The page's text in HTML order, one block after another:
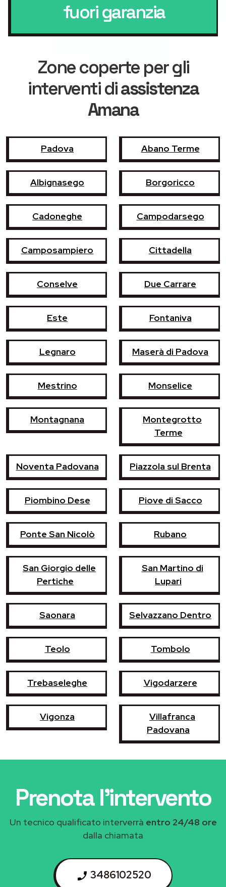
fuori garanzia
Zone coperte per gli
interventi diassistenza
Amana
Padova Abano Terme
Albignasego Borgoricco
Cadoneghe Campodarsego
Camposampiero Cittadella
Conselve Due Carrare
Este Fontaniva
Legnaro Maserà di Padova
Mestrino Monselice
Montagnana
Montegrotto
Terme
Noventa Padovana Piazzola sul Brenta
Piombino Dese Piove di Sacco
Ponte San Nicolò Rubano
San Giorgio delle
Pertiche
San Martino di
Lupari
Saonara Selvazzano Dentro
Teolo Tombolo
Trebaseleghe Vigodarzere
Vigonza
Villafranca
Padovana
Prenota l'intervento
Un tecnico qualificato interverrà entro 24/48 ore
dalla chiamata
3486102520